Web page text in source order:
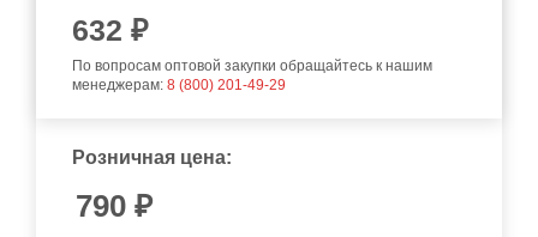
632 ₽
По вопросам оптовой закупки обращайтесь к нашим
менеджерам: 8 (800) 201-49-29
Розничная цена:
790 ₽